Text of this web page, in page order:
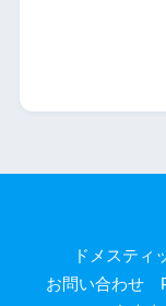
ドメスティ
お問い合わせ